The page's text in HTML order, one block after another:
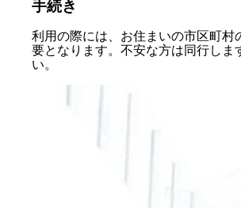
手続き
利用の際には、お住まいの市区町村
要となります。不安な方は同行しま
い。